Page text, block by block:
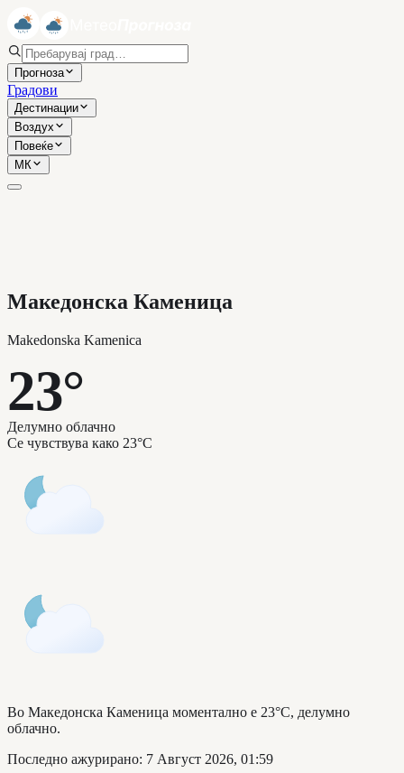
Прогноза
Градови
Дестинации
Воздух
Повеќе
МК
Македонска Каменица
Makedonska Kamenica
23°
Делумно облачно
Се чувствува како 23°C
Во Македонска Каменица моментално е 23°C, делумно
облачно.
Последно ажурирано: 7 Август 2026, 01:59